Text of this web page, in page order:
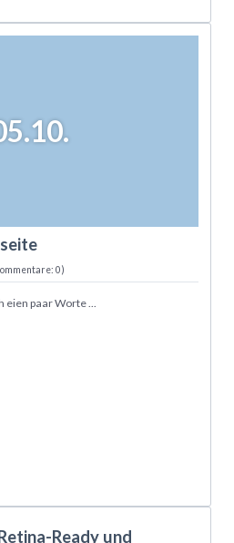
0)
eien paar Worte ...
Ready und